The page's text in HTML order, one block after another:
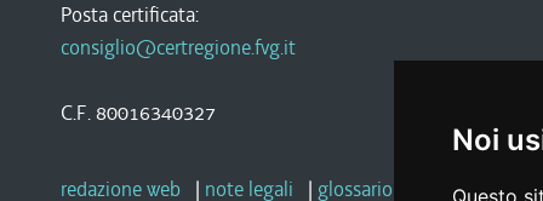
Noi
Questo
Posta certificata:
consiglio@certregione.fvg.it
C.F. 80016340327
redazione web | note legali | glossario privacy |